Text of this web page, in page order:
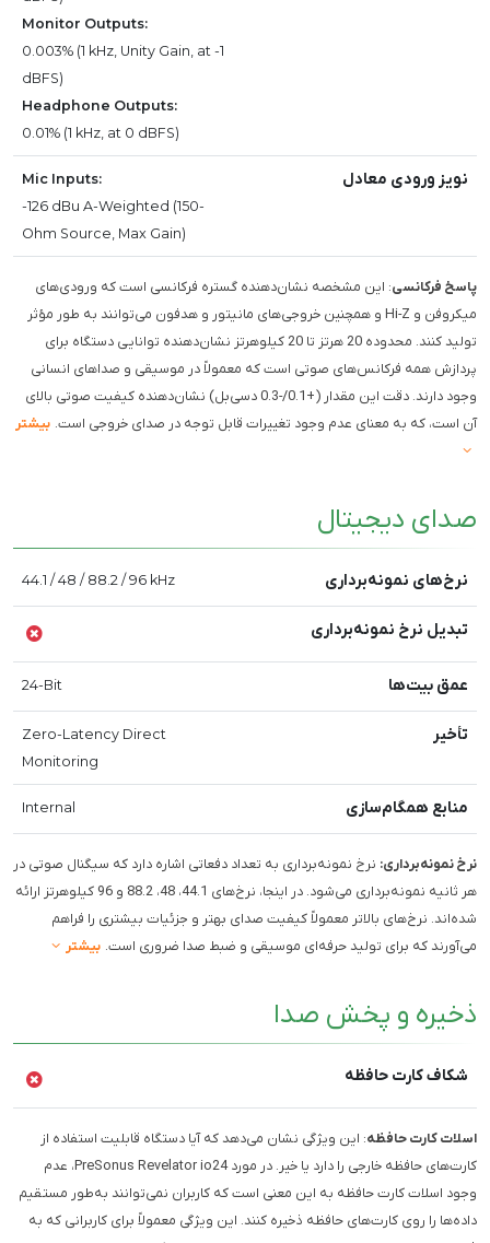
Monitor Outputs:
0.003% (1 kHz, Unity Gain, at -1
dBFS)
Headphone Outputs:
0.01% (1 kHz, at 0 dBFS)
نویز ورودی معادل
Mic Inputs:
-126 dBu A-Weighted (150-
Ohm Source, Max Gain)
پاسخ فرکانسی: این مشخصه نشان‌دهنده گستره فرکانسی است که ورودی‌های
میکروفن و Hi-Z و همچنین خروجی‌های مانیتور و هدفون می‌توانند به طور مؤثر
تولید کنند. محدوده 20 هرتز تا 20 کیلوهرتز نشان‌دهنده توانایی دستگاه برای
پردازش همه فرکانس‌های صوتی است که معمولاً در موسیقی و صداهای انسانی
وجود دارند. دقت این مقدار (+0.1/-0.3 دسی‌بل) نشان‌دهنده کیفیت صوتی بالای
آن است، که به معنای عدم وجود تغییرات قابل توجه در صدای خروجی است. بیشتر
صدای دیجیتال
نرخ‌های نمونه‌برداری 44.1 / 48 / 88.2 / 96 kHz
تبدیل نرخ نمونه‌برداری
عمق بیت‌ها 24-Bit
تأخیر
Zero-Latency Direct
Monitoring
منابع همگام‌سازی Internal
نرخ نمونه‌برداری: نرخ نمونه‌برداری به تعداد دفعاتی اشاره دارد که سیگنال صوتی در
هر ثانیه نمونه‌برداری می‌شود. در اینجا، نرخ‌های 44.1، 48، 88.2 و 96 کیلوهرتز ارائه
شده‌اند. نرخ‌های بالاتر معمولاً کیفیت صدای بهتر و جزئیات بیشتری را فراهم
می‌آورند که برای تولید حرفه‌ای موسیقی و ضبط صدا ضروری است. بیشتر
ذخیره و پخش صدا
شکاف کارت حافظه
اسلات کارت حافظه: این ویژگی نشان می‌دهد که آیا دستگاه قابلیت استفاده از
کارت‌های حافظه خارجی را دارد یا خیر. در مورد PreSonus Revelator io24، عدم
وجود اسلات کارت حافظه به این معنی است که کاربران نمی‌توانند به‌طور مستقیم
داده‌ها را روی کارت‌های حافظه ذخیره کنند. این ویژگی معمولاً برای کاربرانی که به